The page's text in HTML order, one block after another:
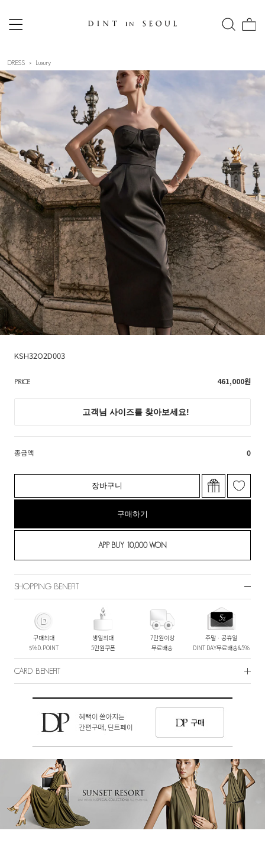
DRESS Luxury
KSH32O2D003
PRICE 461,000원
총금액 0
장바구니
구매하기
SHOPPING BENEFIT
구매최대
5%D.POINT
생일최대
5만원쿠폰
7만원이상
무료배송
주말ㆍ공휴일
DINT DAY무료배송&5%
CARD BENEFIT